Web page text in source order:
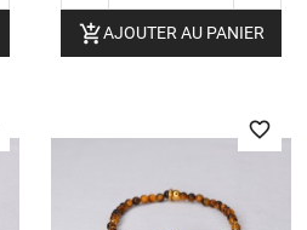
AJOUTER AU PANIER
favorite_border